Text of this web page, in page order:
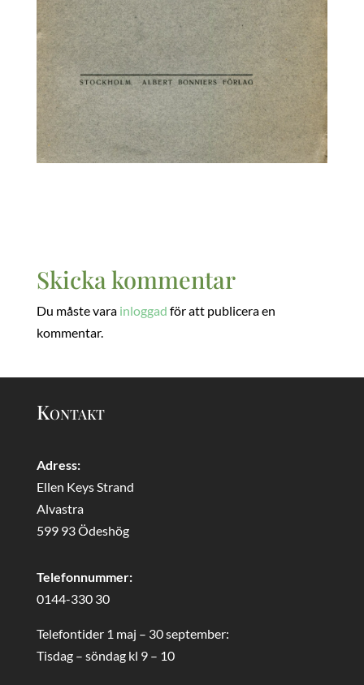
Skicka kommentar
Du måste vara inloggad för att publicera en
kommentar.
Kontakt
Adress:
Ellen Keys Strand
Alvastra
599 93 Ödeshög
Telefonnummer:
0144-330 30
Telefontider 1 maj – 30 september:
Tisdag – söndag kl 9 – 10